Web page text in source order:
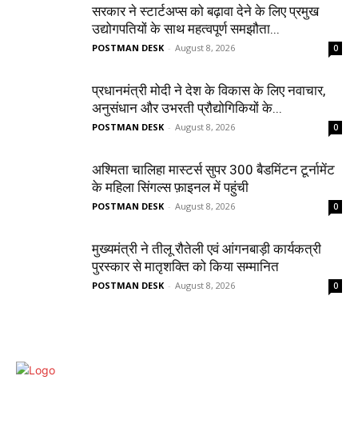
सरकार ने स्टार्टअप्‍स को बढ़ावा देने के लिए प्रमुख
उद्योगपतियों के साथ महत्‍वपूर्ण समझौता...
POSTMAN DESK - August 8, 2026 0
प्रधानमंत्री मोदी ने देश के विकास के लिए नवाचार,
अनुसंधान और उभरती प्रौद्योगिकियों के...
POSTMAN DESK - August 8, 2026 0
अश्मिता चालिहा मास्टर्स सुपर 300 बैडमिंटन टूर्नामेंट
के महिला सिंगल्स फ़ाइनल में पहुंची
POSTMAN DESK - August 8, 2026 0
मुख्यमंत्री ने तीलू रौतेली एवं आंगनबाड़ी कार्यकत्री
पुरस्कार से मातृशक्ति को किया सम्मानित
POSTMAN DESK - August 8, 2026 0